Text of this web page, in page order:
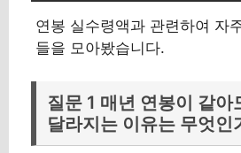
연봉 실수령액과 관련하여 자
들을 모아봤습니다.
질문 1 매년 연봉이 같아
달라지는 이유는 무엇인